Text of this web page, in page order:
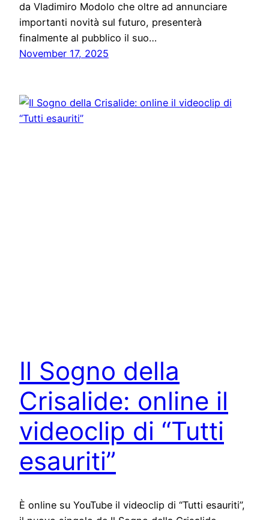
da Vladimiro Modolo che oltre ad annunciare
importanti novità sul futuro, presenterà
finalmente al pubblico il suo…
November 17, 2025
Il Sogno della
Crisalide: online il
videoclip di “Tutti
esauriti”
È online su YouTube il videoclip di “Tutti esauriti”,